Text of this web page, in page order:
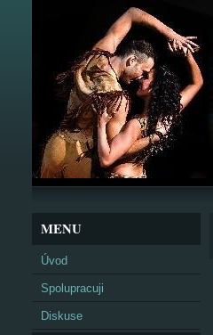
MENU
Úvod
Spolupracuji
Diskuse